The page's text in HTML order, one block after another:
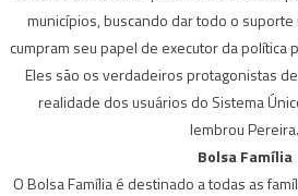
municípios, buscando dar todo o
cumpram seu papel de executor da política
Eles são os verdadeiros protagonistas
realidade dos usuários do Sistema
lembrou Pereira.
Bolsa Família
O Bolsa Família é destinado a todas as